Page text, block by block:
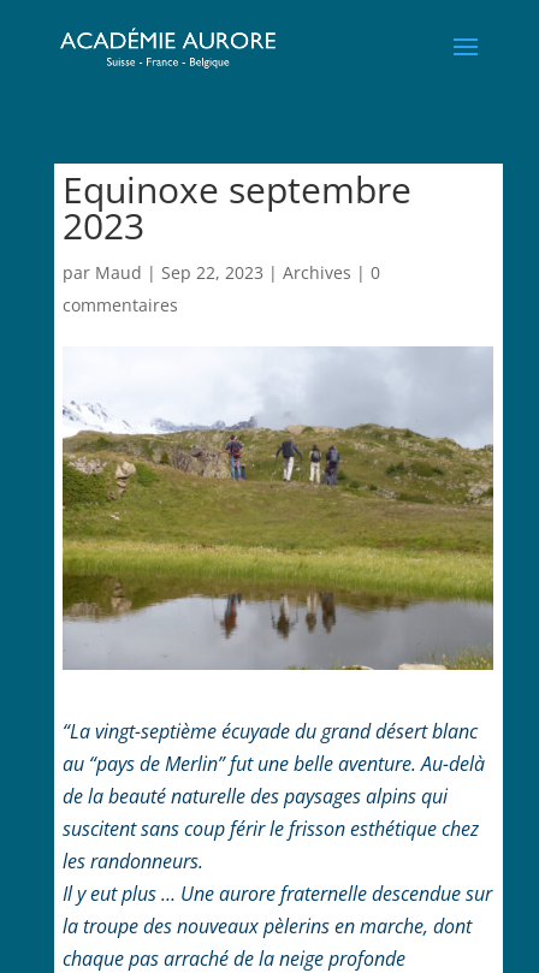
Equinoxe septembre
2023
par Maud | Sep 22, 2023 | Archives | 0
commentaires
“La vingt-septième écuyade du grand désert blanc
au “pays de Merlin” fut une belle aventure. Au-delà
de la beauté naturelle des paysages alpins qui
suscitent sans coup férir le frisson esthétique chez
les randonneurs.
Il y eut plus … Uneaurorefraternelle descendue sur
la troupe des nouveaux pèlerins en marche, dont
chaque pas arraché de la neige profonde